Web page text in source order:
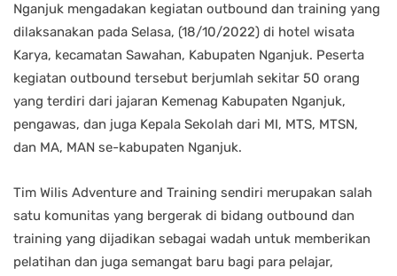
Nganjuk mengadakan kegiatan outbound dan training yang
dilaksanakan pada Selasa, (18/10/2022) di hotel wisata
Karya, kecamatan Sawahan, Kabupaten Nganjuk. Peserta
kegiatan outbound tersebut berjumlah sekitar 50 orang
yang terdiri dari jajaran Kemenag Kabupaten Nganjuk,
pengawas, dan juga Kepala Sekolah dari MI, MTS, MTSN,
dan MA, MAN se-kabupaten Nganjuk.
Tim Wilis Adventure and Training sendiri merupakan salah
satu komunitas yang bergerak di bidang outbound dan
training yang dijadikan sebagai wadah untuk memberikan
pelatihan dan juga semangat baru bagi para pelajar,